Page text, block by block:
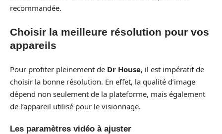
recommandée.
Choisir la meilleure résolution pour vos
appareils
Pour profiter pleinement de Dr House, il est impératif de
choisir la bonne résolution. En effet, la qualité d’image
dépend non seulement de la plateforme, mais également
de l’appareil utilisé pour le visionnage.
Les paramètres vidéo à ajuster